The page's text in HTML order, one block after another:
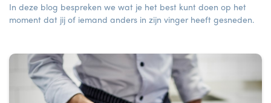
In deze blog bespreken we wat je het best kunt doen op het
moment dat jij of iemand anders in zijn vinger heeft gesneden.